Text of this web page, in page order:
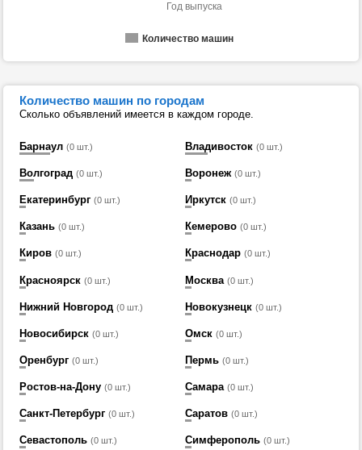
Год выпуска
Количество машин
Количество машин по городам
Сколько объявлений имеется в каждом городе.
Барнаул (0 шт.) Владивосток (0 шт.)
Волгоград (0 шт.) Воронеж (0 шт.)
Екатеринбург (0 шт.) Иркутск (0 шт.)
Казань (0 шт.) Кемерово (0 шт.)
Киров (0 шт.) Краснодар (0 шт.)
Красноярск (0 шт.) Москва (0 шт.)
Нижний Новгород (0 шт.) Новокузнецк (0 шт.)
Новосибирск (0 шт.) Омск (0 шт.)
Оренбург (0 шт.) Пермь (0 шт.)
Ростов-на-Дону (0 шт.) Самара (0 шт.)
Санкт-Петербург (0 шт.) Саратов (0 шт.)
Севастополь (0 шт.) Симферополь (0 шт.)